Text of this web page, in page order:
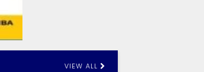
VIEW ALL